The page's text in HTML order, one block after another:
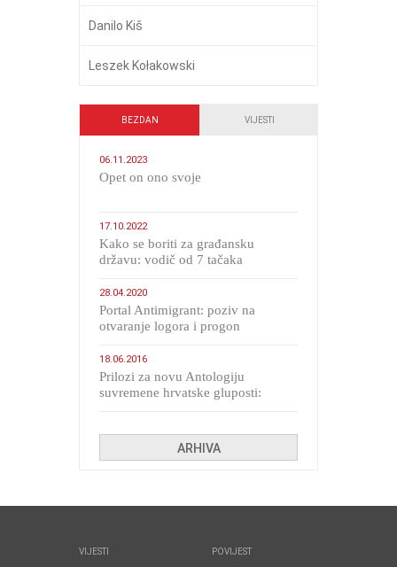
Danilo Kiš
Leszek Kołakowski
BEZDAN VIJESTI
06.11.2023
​Opet on ono svoje
17.10.2022
Kako se boriti za građansku
državu: vodič od 7 tačaka
28.04.2020
Portal Antimigrant: poziv na
otvaranje logora i progon
18.06.2016
Prilozi za novu Antologiju
suvremene hrvatske gluposti:
ARHIVA
VIJESTI POVIJEST